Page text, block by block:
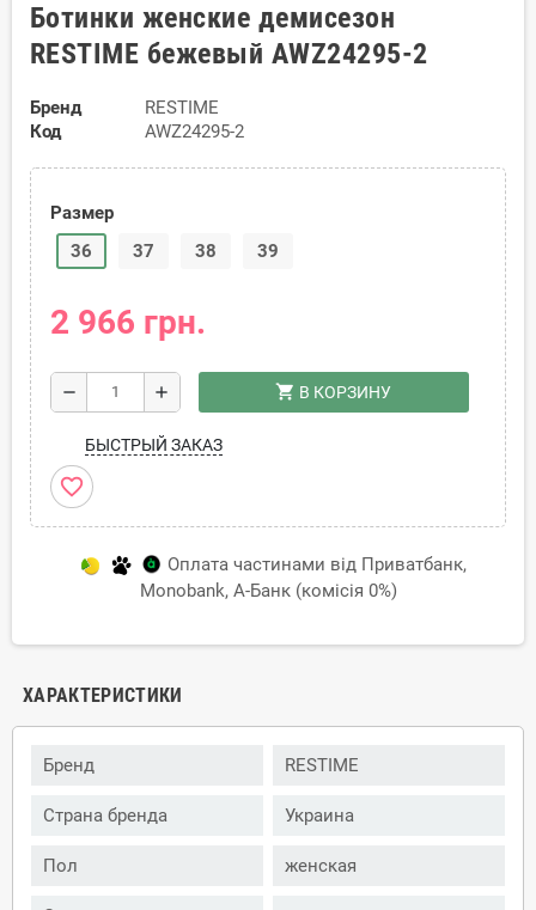
Ботинки женские демисезон
RESTIME бежевый AWZ24295-2
Бренд
RESTIME
Код
AWZ24295-2
Размер
36
37 38 39
2 966 грн.
remove add shopping_cart В КОРЗИНУ
БЫСТРЫЙ ЗАКАЗ
favorite_border
Оплата частинами від Приватбанк,
Monobank, А-Банк (комісія 0%)
ХАРАКТЕРИСТИКИ
Бренд RESTIME
Страна бренда Украина
Пол женская